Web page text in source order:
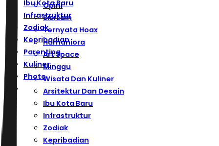
Ibu Kota Baru
Infrastruktur
Zodiak
Kepribadian
Parenting
Kuliner
Photo
Opini
Sisi Lain
Ternyata Hoax
Humaniora
Art Space
Minggu
Wisata Dan Kuliner
Arsitektur Dan Desain
Ibu Kota Baru
Infrastruktur
Zodiak
Kepribadian